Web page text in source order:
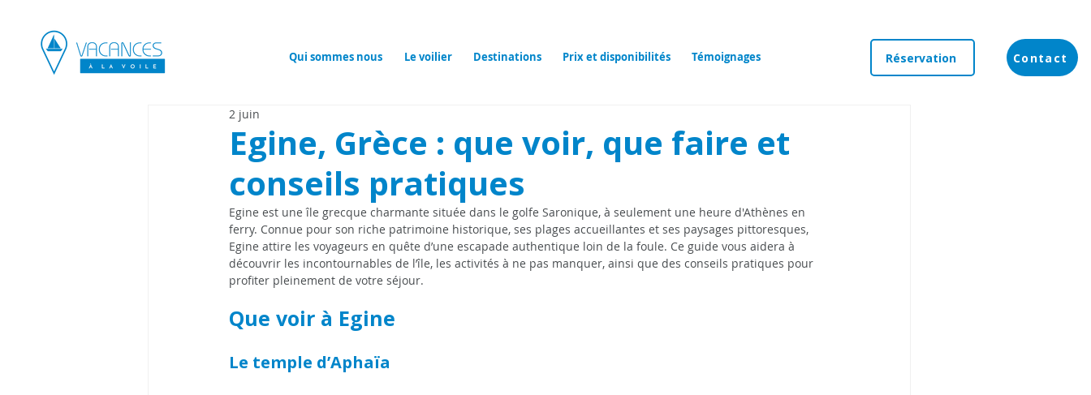
Qui sommes nous Le voilier Destinations Prix et disponibilités Témoignages Réservation Contact
Egine, Grèce : que voir, que faire et
conseils pratiques
2 juin
Egine est une île grecque charmante située dans le golfe Saronique, à seulement une heure d'Athènes en
ferry. Connue pour son riche patrimoine historique, ses plages accueillantes et ses paysages pittoresques,
Egine attire les voyageurs en quête d’une escapade authentique loin de la foule. Ce guide vous aidera à
découvrir les incontournables de l’île, les activités à ne pas manquer, ainsi que des conseils pratiques pour
profiter pleinement de votre séjour.
Que voir à Egine
Le temple d’Aphaïa